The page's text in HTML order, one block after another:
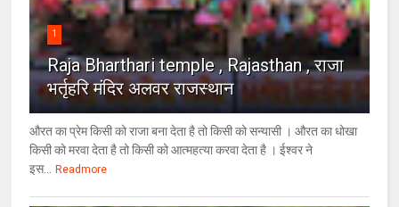
1
Raja Bharthari temple , Rajasthan , राजा
भर्तृहरि मंदिर अलवर राजस्थान
औरत का प्रेम किसी को राजा बना देता है तो किसी को सन्यासी । औरत का धोखा
किसी को मरवा देता है तो किसी को आत्महत्या करवा देता है । ईश्वर ने
इस...
Readmore